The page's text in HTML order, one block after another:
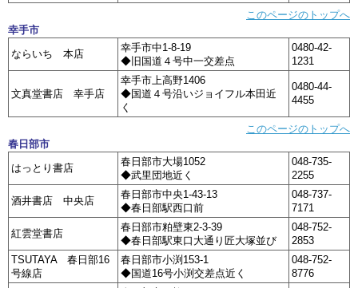
このページのトップへ
幸手市
ならいち 本店
幸手市中1-8-19
◆旧国道４号中一交差点
0480-42-
1231
文真堂書店 幸手店
幸手市上高野1406
◆国道４号沿いジョイフル本田近
く
0480-44-
4455
このページのトップへ
春日部市
はっとり書店
春日部市大場1052
◆武里団地近く
048-735-
2255
酒井書店 中央店
春日部市中央1-43-13
◆春日部駅西口前
048-737-
7171
紅雲堂書店
春日部市粕壁東2-3-39
◆春日部駅東口大通り匠大塚並び
048-752-
2853
TSUTAYA 春日部16
号線店
春日部市小渕153-1
◆国道16号小渕交差点近く
048-752-
8776